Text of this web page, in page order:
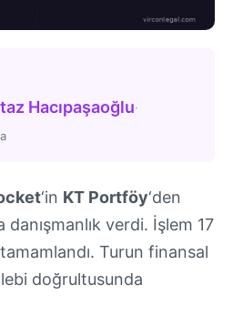
Hacıpaşaoğlu·
‘in KT Portföy‘den
danışmanlık verdi. İşlem 17
Turun finansal
doğrultusunda